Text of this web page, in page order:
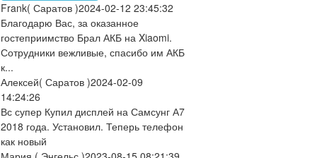
Frank( Саратов )2024-02-12 23:45:32
Благодарю Вас, за оказанное
гостеприимство Брал АКБ на Xiaomi.
Сотрудники вежливые, спасибо им АКБ
к...
Алексей( Саратов )2024-02-09
14:24:26
Вс супер Купил дисплей на Самсунг А7
2018 года. Установил. Теперь телефон
как новый